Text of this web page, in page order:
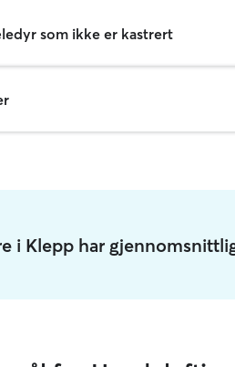
som ikke er kastrert
i Klepp har